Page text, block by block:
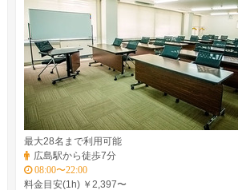
最大28名まで利用可能
広島駅から徒歩7分
08:00〜22:00
料金目安(1h) ￥2,397〜